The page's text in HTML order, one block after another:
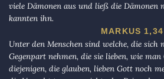
viele Dämonen aus und ließ die Dämonen
kannten ihn.
MARKUS 1,34
Unter den Menschen sind welche, die sich
Gegenpart nehmen, die sie lieben, wie
diejenigen, die glauben, lieben Gott noch